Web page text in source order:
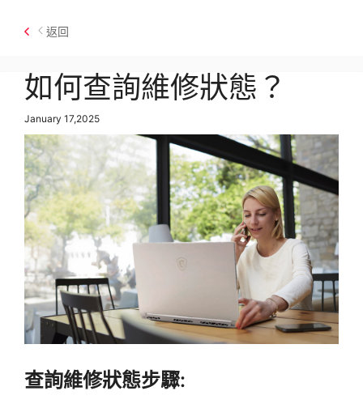
返回
如何查詢維修狀態？
January 17,2025
查詢維修狀態步驟: